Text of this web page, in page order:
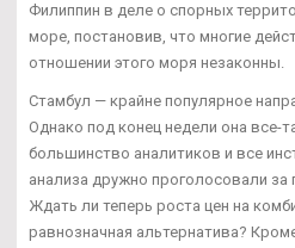
Филиппин в деле о спорных
море, постановив, что многие
отношении этого моря незаконны.
Стамбул — крайне популярное
Однако под конец недели она все-
большинство аналитиков и все
анализа дружно проголосовали за
Ждать ли теперь роста цен на
равнозначная альтернатива?